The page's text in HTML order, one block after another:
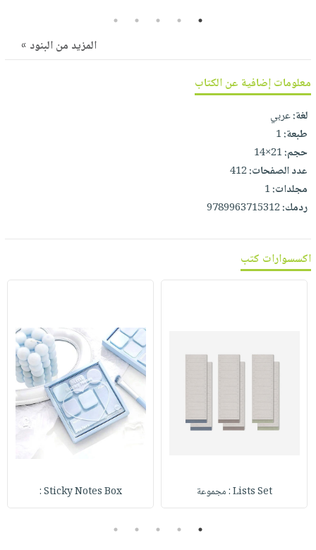
كتابك
تواصل
معنا
1
2
3
4
5
المزيد من البنود »
معلومات إضافية عن الكتاب
لغة:عربي
طبعة:1
حجم:21×14
عدد الصفحات:412
مجلدات:1
ردمك:9789963715312
اكسسوارات كتب
Lists Set : مجموعة Sticky Notes Box :
1
2
3
4
5